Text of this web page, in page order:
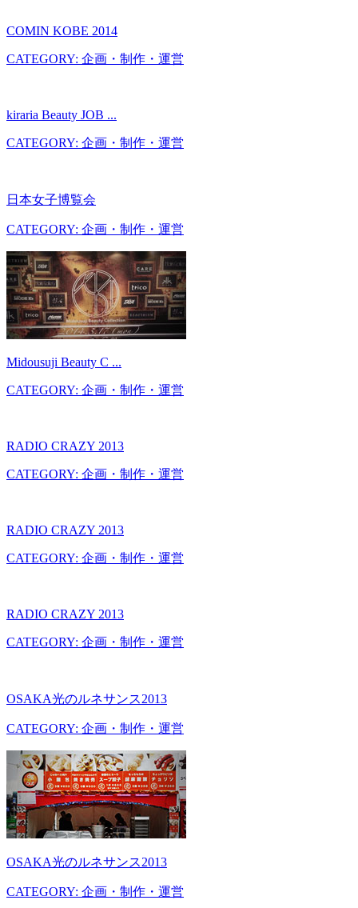
COMIN KOBE 2014
CATEGORY: 企画・制作・運営
kiraria Beauty JOB ...
CATEGORY: 企画・制作・運営
日本女子博覧会
CATEGORY: 企画・制作・運営
Midousuji Beauty C ...
CATEGORY: 企画・制作・運営
RADIO CRAZY 2013
CATEGORY: 企画・制作・運営
RADIO CRAZY 2013
CATEGORY: 企画・制作・運営
RADIO CRAZY 2013
CATEGORY: 企画・制作・運営
OSAKA光のルネサンス2013
CATEGORY: 企画・制作・運営
OSAKA光のルネサンス2013
CATEGORY: 企画・制作・運営